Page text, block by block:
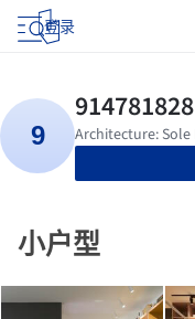
登录
小户型